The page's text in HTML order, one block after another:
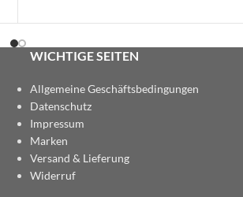
WICHTIGE SEITEN
Allgemeine Geschäftsbedingungen
Datenschutz
Impressum
Marken
Versand & Lieferung
Widerruf